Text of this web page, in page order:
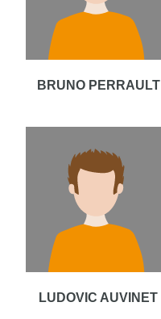
BRUNO PERRAULT
LUDOVIC AUVINET